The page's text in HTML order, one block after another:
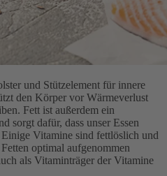
und Stützelement für innere
den Körper vor Wärmeverlust
Fett ist außerdem ein
sorgt dafür, dass unser Essen
Vitamine sind fettlöslich und
optimal aufgenommen
als Vitaminträger der Vitamine